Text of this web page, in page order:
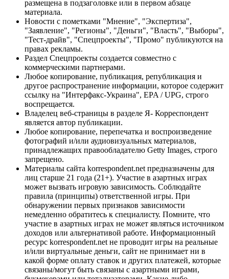
размещена в подзаголовке или в первом абзаце
материала.
Новости с пометками "Мнение", "Экспертиза",
"Заявление", "Регионы", "Деньги", "Власть", "Выборы",
"Тест-драйв", "Спецпроекты", "Промо" публикуются на
правах рекламы.
Раздел Спецпроекты создается совместно с
коммерческими партнерами.
Любое копирование, публикация, републикация и
другое распространение информации, которое содержит
ссылку на "Интерфакс-Украина", EPA / UPG, строго
воспрещается.
Владелец веб-страницы в разделе Я- Корреспондент
является автор публикации.
Любое копирование, перепечатка и воспроизведение
фотографий и/или аудиовизуальных материалов,
принадлежащих правообладателю Getty Images, строго
запрещено.
Материалы сайта korrespondent.net предназначены для
лиц старше 21 года (21+). Участие в азартных играх
может вызвать игровую зависимость. Соблюдайте
правила (принципы) ответственной игры. При
обнаружении первых признаков зависимости
немедленно обратитесь к специалисту. Помните, что
участие в азартных играх не может являться источником
доходов или альтернативой работе. Информационный
ресурс korrespondent.net не проводит игры на реальные
и/или виртуальные деньги, сайт не принимает ни в
какой форме оплату ставок и других платежей, которые
связаны/могут быть связаны с азартными играми,